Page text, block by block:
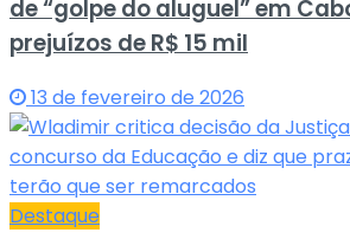
de “golpe do aluguel” em
prejuízos de R$ 15 mil
13 de fevereiro de 2026
Destaque